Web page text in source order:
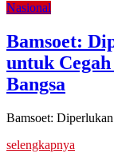
Nasional
Bamsoet:
untuk
Bangsa
Bamsoet:
selengkapnya